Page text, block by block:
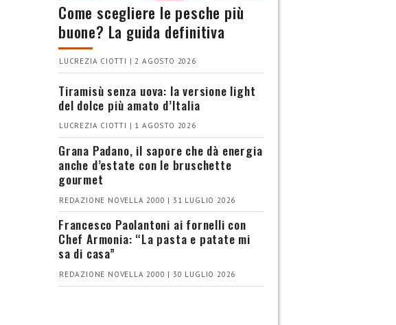
Come scegliere le pesche più
buone? La guida definitiva
LUCREZIA CIOTTI | 2 AGOSTO 2026
Tiramisù senza uova: la versione light
del dolce più amato d’Italia
LUCREZIA CIOTTI | 1 AGOSTO 2026
Grana Padano, il sapore che dà energia
anche d’estate con le bruschette
gourmet
REDAZIONE NOVELLA 2000 | 31 LUGLIO 2026
Francesco Paolantoni ai fornelli con
Chef Armonia: “La pasta e patate mi
sa di casa”
REDAZIONE NOVELLA 2000 | 30 LUGLIO 2026